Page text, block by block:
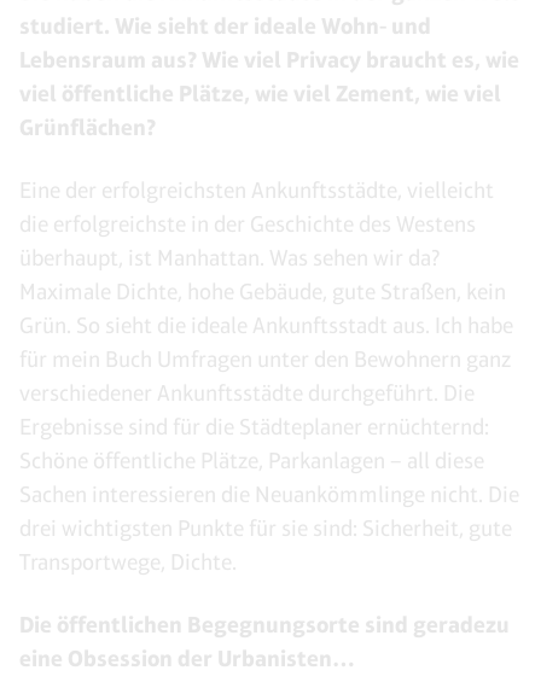
studiert. Wie sieht der ideale Wohn- und
Lebensraum aus? Wie viel Privacy braucht es, wie
viel öffentliche Plätze, wie viel Zement, wie viel
Grünflächen?
Eine der erfolgreichsten Ankunftsstädte, vielleicht
die erfolgreichste in der Geschichte des Westens
überhaupt, ist Manhattan. Was sehen wir da?
Maximale Dichte, hohe Gebäude, gute Straßen, kein
Grün. So sieht die ideale Ankunftsstadt aus. Ich habe
für mein Buch Umfragen unter den Bewohnern ganz
verschiedener Ankunftsstädte durchgeführt. Die
Ergebnisse sind für die Städteplaner ernüchternd:
Schöne öffentliche Plätze, Parkanlagen – all diese
Sachen interessieren die Neuankömmlinge nicht. Die
drei wichtigsten Punkte für sie sind: Sicherheit, gute
Transportwege, Dichte.
Die öffentlichen Begegnungsorte sind geradezu
eine Obsession der Urbanisten…